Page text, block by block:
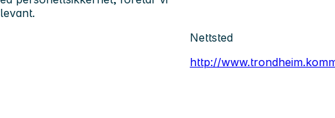
Nettsted
http://